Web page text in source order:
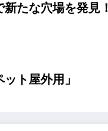
たな穴場を発見！
ト屋外用」